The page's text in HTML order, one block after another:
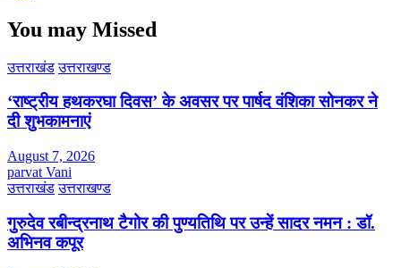
You may Missed
उत्तराखंड उत्तराखण्ड
‘राष्ट्रीय हथकरघा दिवस’ के अवसर पर पार्षद वंशिका सोनकर ने
दी शुभकामनाएं
August 7, 2026
parvat Vani
उत्तराखंड उत्तराखण्ड
गुरुदेव रबीन्द्रनाथ टैगोर की पुण्यतिथि पर उन्हें सादर नमन : डॉ.
अभिनव कपूर